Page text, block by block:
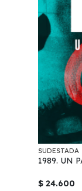
SUDESTADA
1989. UN
$ 24.600